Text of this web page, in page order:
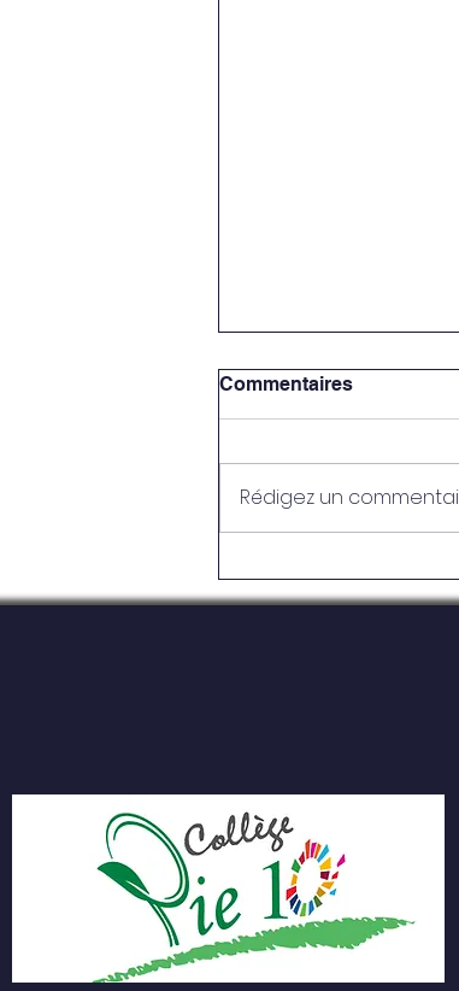
d'expression
Commentaires
Rédigez un